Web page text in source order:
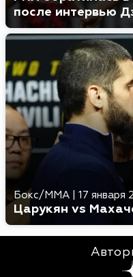
после интервью
Бокс/MMA 17 января
Царукян vs